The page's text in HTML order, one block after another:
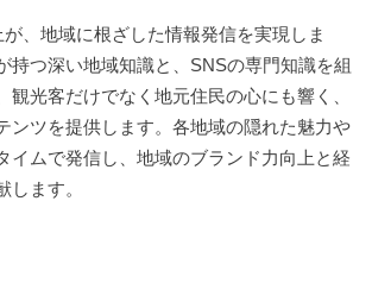
、地域に根ざした情報発信を実現しま
持つ深い地域知識と、SNSの専門知識を組
観光客だけでなく地元住民の心にも響く、
ンツを提供します。各地域の隠れた魅力や
イムで発信し、地域のブランド力向上と経
します。